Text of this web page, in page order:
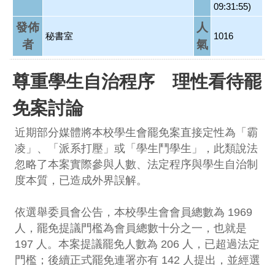
09:31:55)
發佈
者
秘書室
人
氣
1016
尊重學生自治程序 理性看待罷
免案討論
近期部分媒體將本校學生會罷免案直接定性為「霸
凌」、「派系打壓」或「學生鬥學生」，此類說法
忽略了本案實際參與人數、法定程序與學生自治制
度本質，已造成外界誤解。
依選舉委員會公告，本校學生會會員總數為 1969
人，罷免提議門檻為會員總數十分之一，也就是
197 人。本案提議罷免人數為 206 人，已超過法定
門檻；後續正式罷免連署亦有 142 人提出，並經選